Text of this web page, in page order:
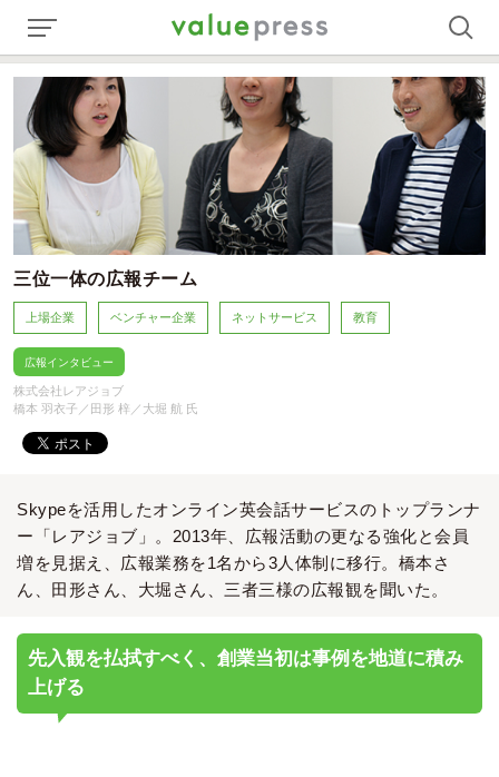
三位一体の広報チーム
上場企業 ベンチャー企業 ネットサービス 教育
広報インタビュー
株式会社レアジョブ
橋本 羽衣子／田形 梓／大堀 航 氏
Skypeを活用したオンライン英会話サービスのトップランナ
ー「レアジョブ」。2013年、広報活動の更なる強化と会員
増を見据え、広報業務を1名から3人体制に移行。橋本さ
ん、田形さん、大堀さん、三者三様の広報観を聞いた。
先入観を払拭すべく、創業当初は事例を地道に積み
上げる